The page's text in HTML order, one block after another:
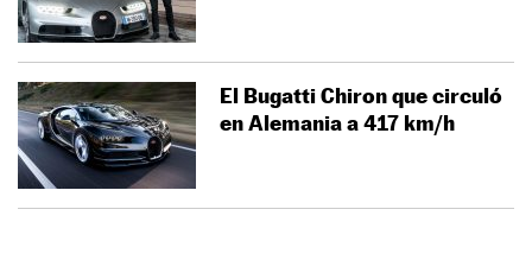
El Bugatti Chiron que circuló
en Alemania a 417 km/h